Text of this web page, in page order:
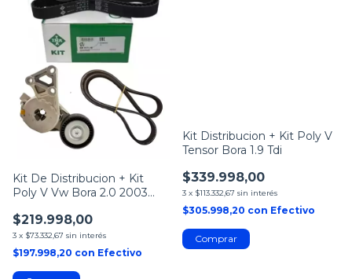
Kit De Distribucion + Kit
Poly V Vw Bora 2.0 2003
$219.998,00
3 x $73.332,67 sin interés
$197.998,20 con Efectivo
Kit Distribucion + Kit Poly V
Tensor Bora 1.9 Tdi
$339.998,00
3 x $113.332,67 sin interés
$305.998,20 con Efectivo